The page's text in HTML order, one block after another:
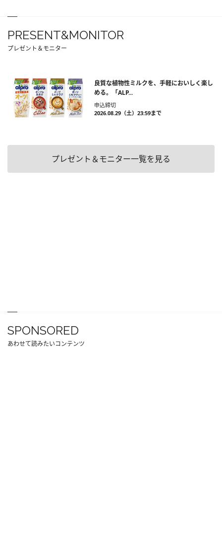
PRESENT&MONITOR
プレゼント＆モニター
良質な植物性ミルクを、手軽においしく楽し
める。「ALP...
申込締切
2026.08.29（土）23:59まで
プレゼント＆モニター一覧を見る
SPONSORED
あわせて読みたいコンテンツ